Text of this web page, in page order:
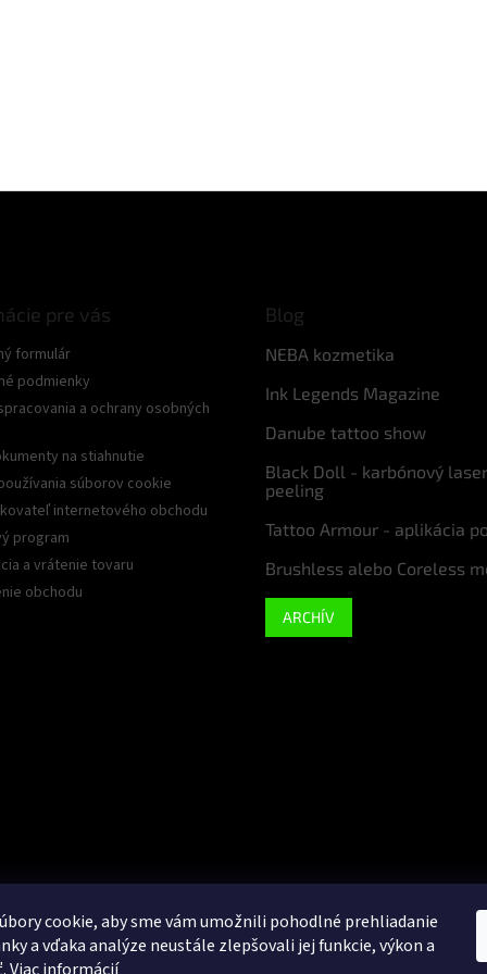
cookie, aby sme vám umožnili pohodlné prehliadanie
a vďaka analýze neustále zlepšovali jej funkcie, výkon a
pre vás
formulár
podmienky
a ochrany osobných
na stiahnutie
súborov cookie
internetového obchodu
program
a vrátenie tovaru
obchodu
Blog
NEBA kozmetika
Ink Legends Magazine
Danube tattoo show
Black Doll - karbónový
peeling
Tattoo Armour - aplikácia
Brushless alebo Coreless
ARCHÍV